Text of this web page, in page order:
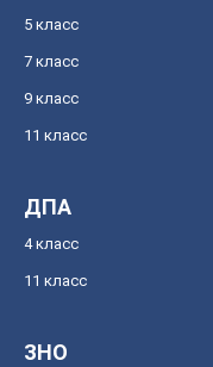
5 класс
7 класс
9 класс
11 класс
ДПА
4 класс
11 класс
ЗНО